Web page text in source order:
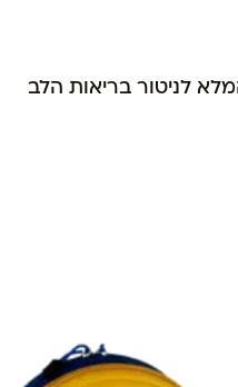
לניטור בריאות הלב